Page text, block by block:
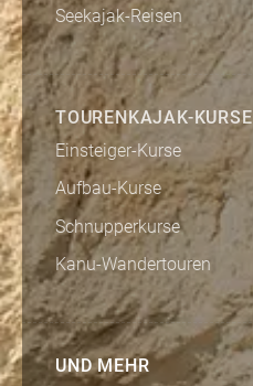
Seekajak-Reisen
TOURENKAJAK-KURSE
Einsteiger-Kurse
Aufbau-Kurse
Schnupperkurse
Kanu-Wandertouren
UND MEHR